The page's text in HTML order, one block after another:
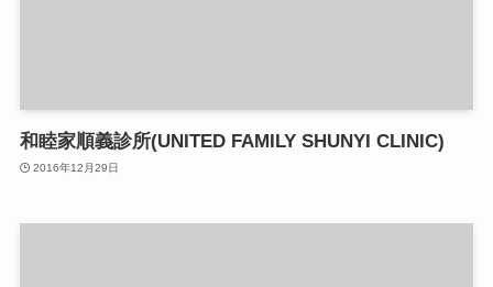
和睦家順義診所(UNITED FAMILY SHUNYI CLINIC)
2016年12月29日